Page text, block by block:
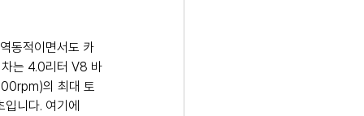
동적이면서도 카
는 4.0리터 V8 바
의 최대 토
니다. 여기에